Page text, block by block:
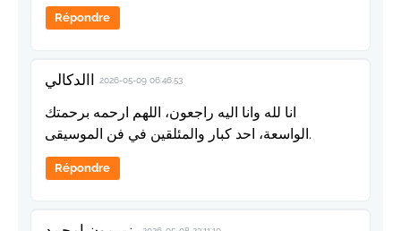
Répondre
االدكالي 2026-05-09 06:46:53
انا لله وانا اليه راجعون، اللهم ارحمه برحمتك
الواسعة، احد كبار والمئلقين في فن الموسيقى.
Répondre